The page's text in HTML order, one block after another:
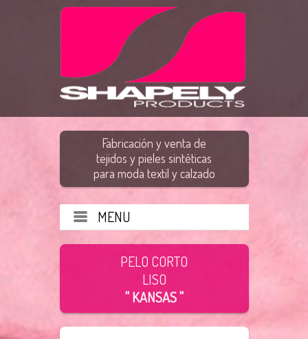
Fabricación y venta de
tejidos y pieles sintéticas
para moda textil y calzado
MENU
PELO CORTO
LISO
" KANSAS "